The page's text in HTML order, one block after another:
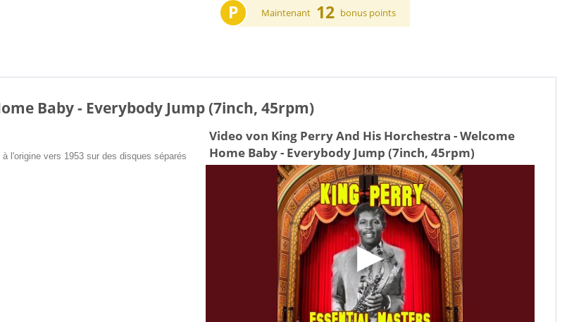
P Maintenant 12 bonus points
Baby - Everybody Jump (7inch, 45rpm)
l'origine vers 1953 sur des disques séparés
Video von King Perry And His Horchestra - Welcome
Home Baby - Everybody Jump (7inch, 45rpm)